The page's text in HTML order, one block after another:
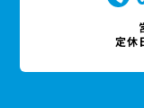
定休